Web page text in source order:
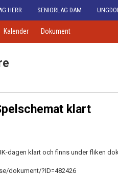
HERR SENIORLAG DAM
Kalender Dokument
klart
dagen klart och finns under fliken
dokument/?ID=482426